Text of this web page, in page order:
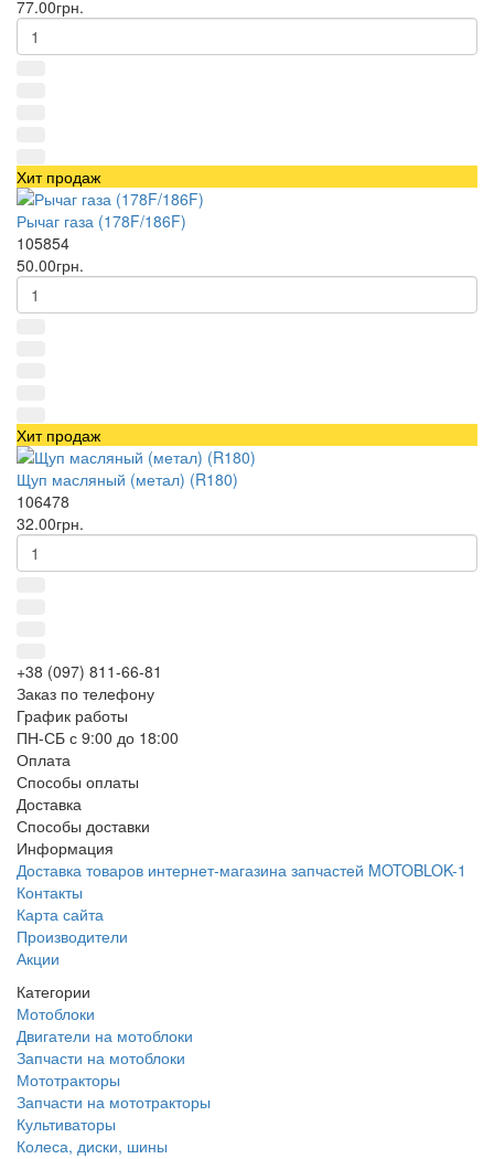
77.00грн.
Хит продаж
Рычаг газа (178F/186F)
105854
50.00грн.
Хит продаж
Щуп масляный (метал) (R180)
106478
32.00грн.
+38 (097) 811-66-81
Заказ по телефону
График работы
ПН-СБ с 9:00 до 18:00
Оплата
Способы оплаты
Доставка
Способы доставки
Информация
Доставка товаров интернет-магазина запчастей MOTOBLOK-1
Контакты
Карта сайта
Производители
Акции
Категории
Мотоблоки
Двигатели на мотоблоки
Запчасти на мотоблоки
Мототракторы
Запчасти на мототракторы
Культиваторы
Колеса, диски, шины